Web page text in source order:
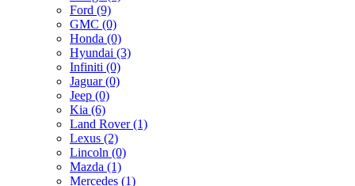
Ford (9)
GMC (0)
Honda (0)
Hyundai (3)
Infiniti (0)
Jaguar (0)
Jeep (0)
Kia (6)
Land Rover (1)
Lexus (2)
Lincoln (0)
Mazda (1)
Mercedes (1)